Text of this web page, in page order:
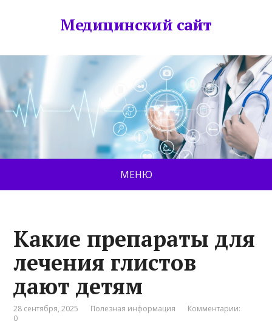
Медицинский сайт
МЕНЮ
Какие препараты для
лечения глистов
дают детям
28 сентября, 2025 Полезная информация
Комментарии:
0